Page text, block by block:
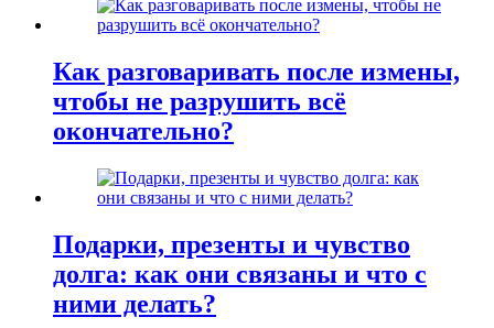
Как разговаривать после измены,
чтобы не разрушить всё
окончательно?
Подарки, презенты и чувство
долга: как они связаны и что с
ними делать?